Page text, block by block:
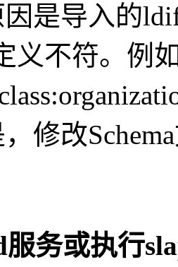
是导入的
义不符。例
修改
务或执行